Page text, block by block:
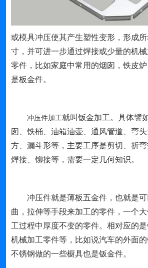
或模具冲压使其产生塑性变形，形成
寸，并可进一步通过焊接或少量的机
零件，比如家庭中常用的烟囱，铁皮
是板金件。
冲压件加工就叫钣金加工。具体譬
囱、铁桶、油箱油壶、通风管道、弯
方、漏斗形等，主要工序是剪切、折弯
焊接、铆接等，需要一定几何知识。
冲压件就是薄板五金件，也就是可
曲，拉伸等手段来加工的零件，一个
工过程中厚度不变的零件。相对应的是
机械加工零件等，比如说汽车的外面的
不锈钢做的一些橱具也是钣金件。